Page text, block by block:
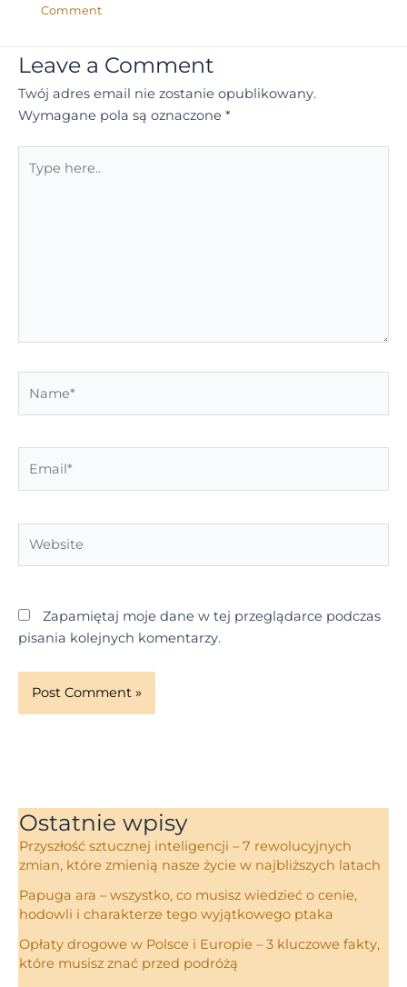
Comment
Leave a Comment
Twój adres email nie zostanie opublikowany.
Wymagane pola są oznaczone *
here..
Zapamiętaj moje dane w tej przeglądarce podczas
pisania kolejnych komentarzy.
Ostatnie wpisy
Przyszłość sztucznej inteligencji – 7 rewolucyjnych
zmian, które zmienią nasze życie w najbliższych latach
Papuga ara – wszystko, co musisz wiedzieć o cenie,
hodowli i charakterze tego wyjątkowego ptaka
Opłaty drogowe w Polsce i Europie – 3 kluczowe fakty,
które musisz znać przed podróżą